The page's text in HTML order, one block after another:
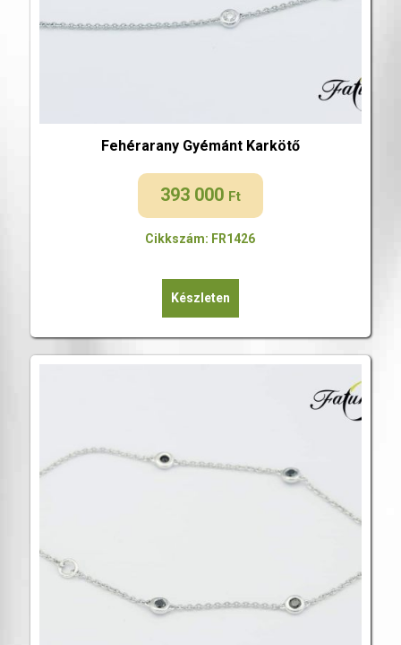
Fehérarany Gyémánt Karkötő
393 000 Ft
Cikkszám: FR1426
Készleten